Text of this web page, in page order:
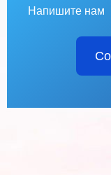
Напишите нам